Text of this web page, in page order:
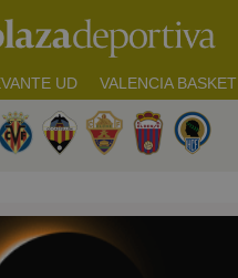
UD VALENCIA BASKET